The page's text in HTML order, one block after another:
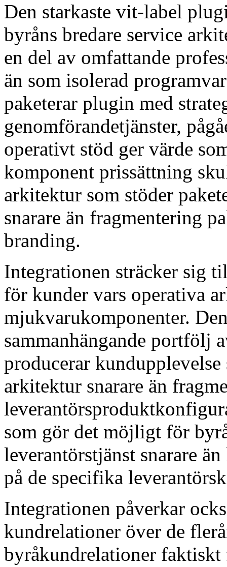
Den starkaste vit-label
byråns bredare service
en del av omfattande
än som isolerad
paketerar plugin med
genomförandetjänster,
operativt stöd ger värde
komponent prissättning
arkitektur som stöder
snarare än fragmentering
branding.
Integrationen sträcker sig
för kunder vars operativa
mjukvarukomponenter.
sammanhängande portfölj
producerar
arkitektur snarare än
som gör det möjligt för
leverantörstjänst snarare
på de specifika
Integrationen påverkar
kundrelationer över de
byråkundrelationer faktiskt